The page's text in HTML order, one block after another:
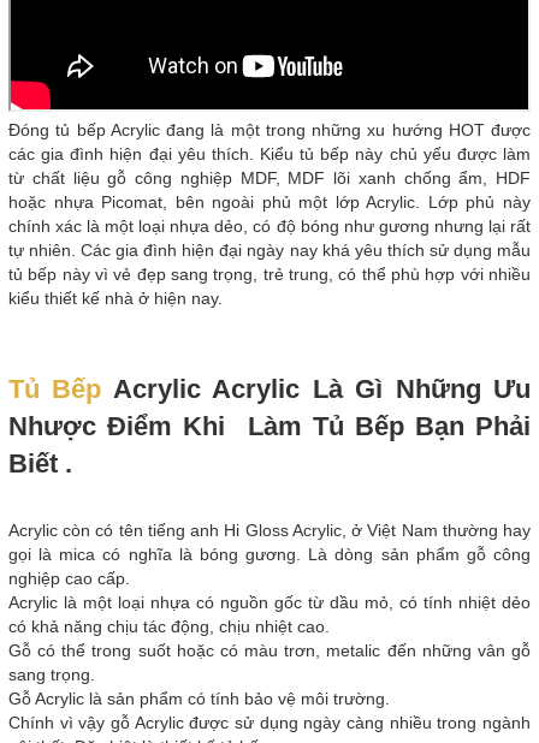
Đóng tủ bếp Acrylic đang là một trong những xu hướng HOT được
các gia đình hiện đại yêu thích. Kiểu tủ bếp này chủ yếu được làm
từ chất liệu gỗ công nghiệp MDF, MDF lõi xanh chống ẩm, HDF
hoặc nhựa Picomat, bên ngoài phủ một lớp Acrylic. Lớp phủ này
chính xác là một loại nhựa dẻo, có độ bóng như gương nhưng lại rất
tự nhiên. Các gia đình hiện đại ngày nay khá yêu thích sử dụng mẫu
tủ bếp này vì vẻ đẹp sang trọng, trẻ trung, có thể phù hợp với nhiều
kiểu thiết kế nhà ở hiện nay.
Tủ Bếp Acrylic Acrylic Là Gì Những Ưu
Nhược Điểm Khi Làm Tủ Bếp Bạn Phải
Biết .
Acrylic còn có tên tiếng anh Hi Gloss Acrylic, ở Việt Nam thường hay
gọi là mica có nghĩa là bóng gương. Là dòng sản phẩm gỗ công
nghiệp cao cấp.
Acrylic là một loại nhựa có nguồn gốc từ dầu mỏ, có tính nhiệt dẻo
có khả năng chịu tác động, chịu nhiệt cao.
Gỗ có thể trong suốt hoặc có màu trơn, metalic đến những vân gỗ
sang trọng.
Gỗ Acrylic là sản phẩm có tính bảo vệ môi trường.
Chính vì vậy gỗ Acrylic được sử dụng ngày càng nhiều trong ngành